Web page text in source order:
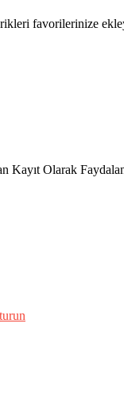
favorilerinize
Kayıt Olarak